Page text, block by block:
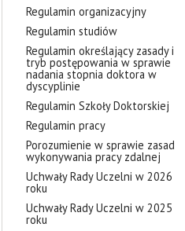
Regulamin organizacyjny
Regulamin studiów
Regulamin określający zasady i
tryb postępowania w sprawie
nadania stopnia doktora w
dyscyplinie
Regulamin Szkoły Doktorskiej
Regulamin pracy
Porozumienie w sprawie zasad
wykonywania pracy zdalnej
Uchwały Rady Uczelni w 2026
roku
Uchwały Rady Uczelni w 2025
roku